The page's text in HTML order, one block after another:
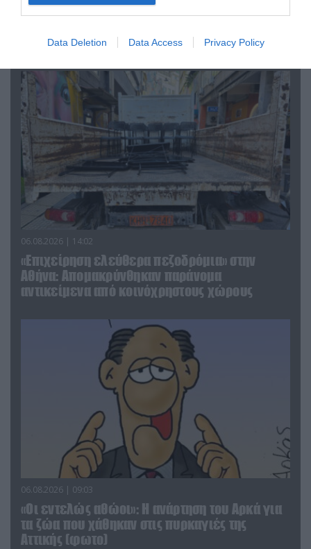
Data Deletion Data Access Privacy Policy
Ο Γιάννης Αλαφούζος «τέλειωσε» τον
απομάκρυνσής του
06.08.2026 | 14:02
«Επιχείρηση ελεύθερα πεζοδρόμια» στην
Αθήνα: Απομακρύνθηκαν παράνομα
αντικείμενα από κοινόχρηστους χώρους
06.08.2026 | 09:03
«Οι εντελώς αθώοι»: Η ανάρτηση του Αρκά για
τα ζώα που χάθηκαν στις πυρκαγιές της
Αττικής (φωτο)